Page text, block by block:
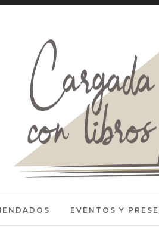
EVENTOS Y